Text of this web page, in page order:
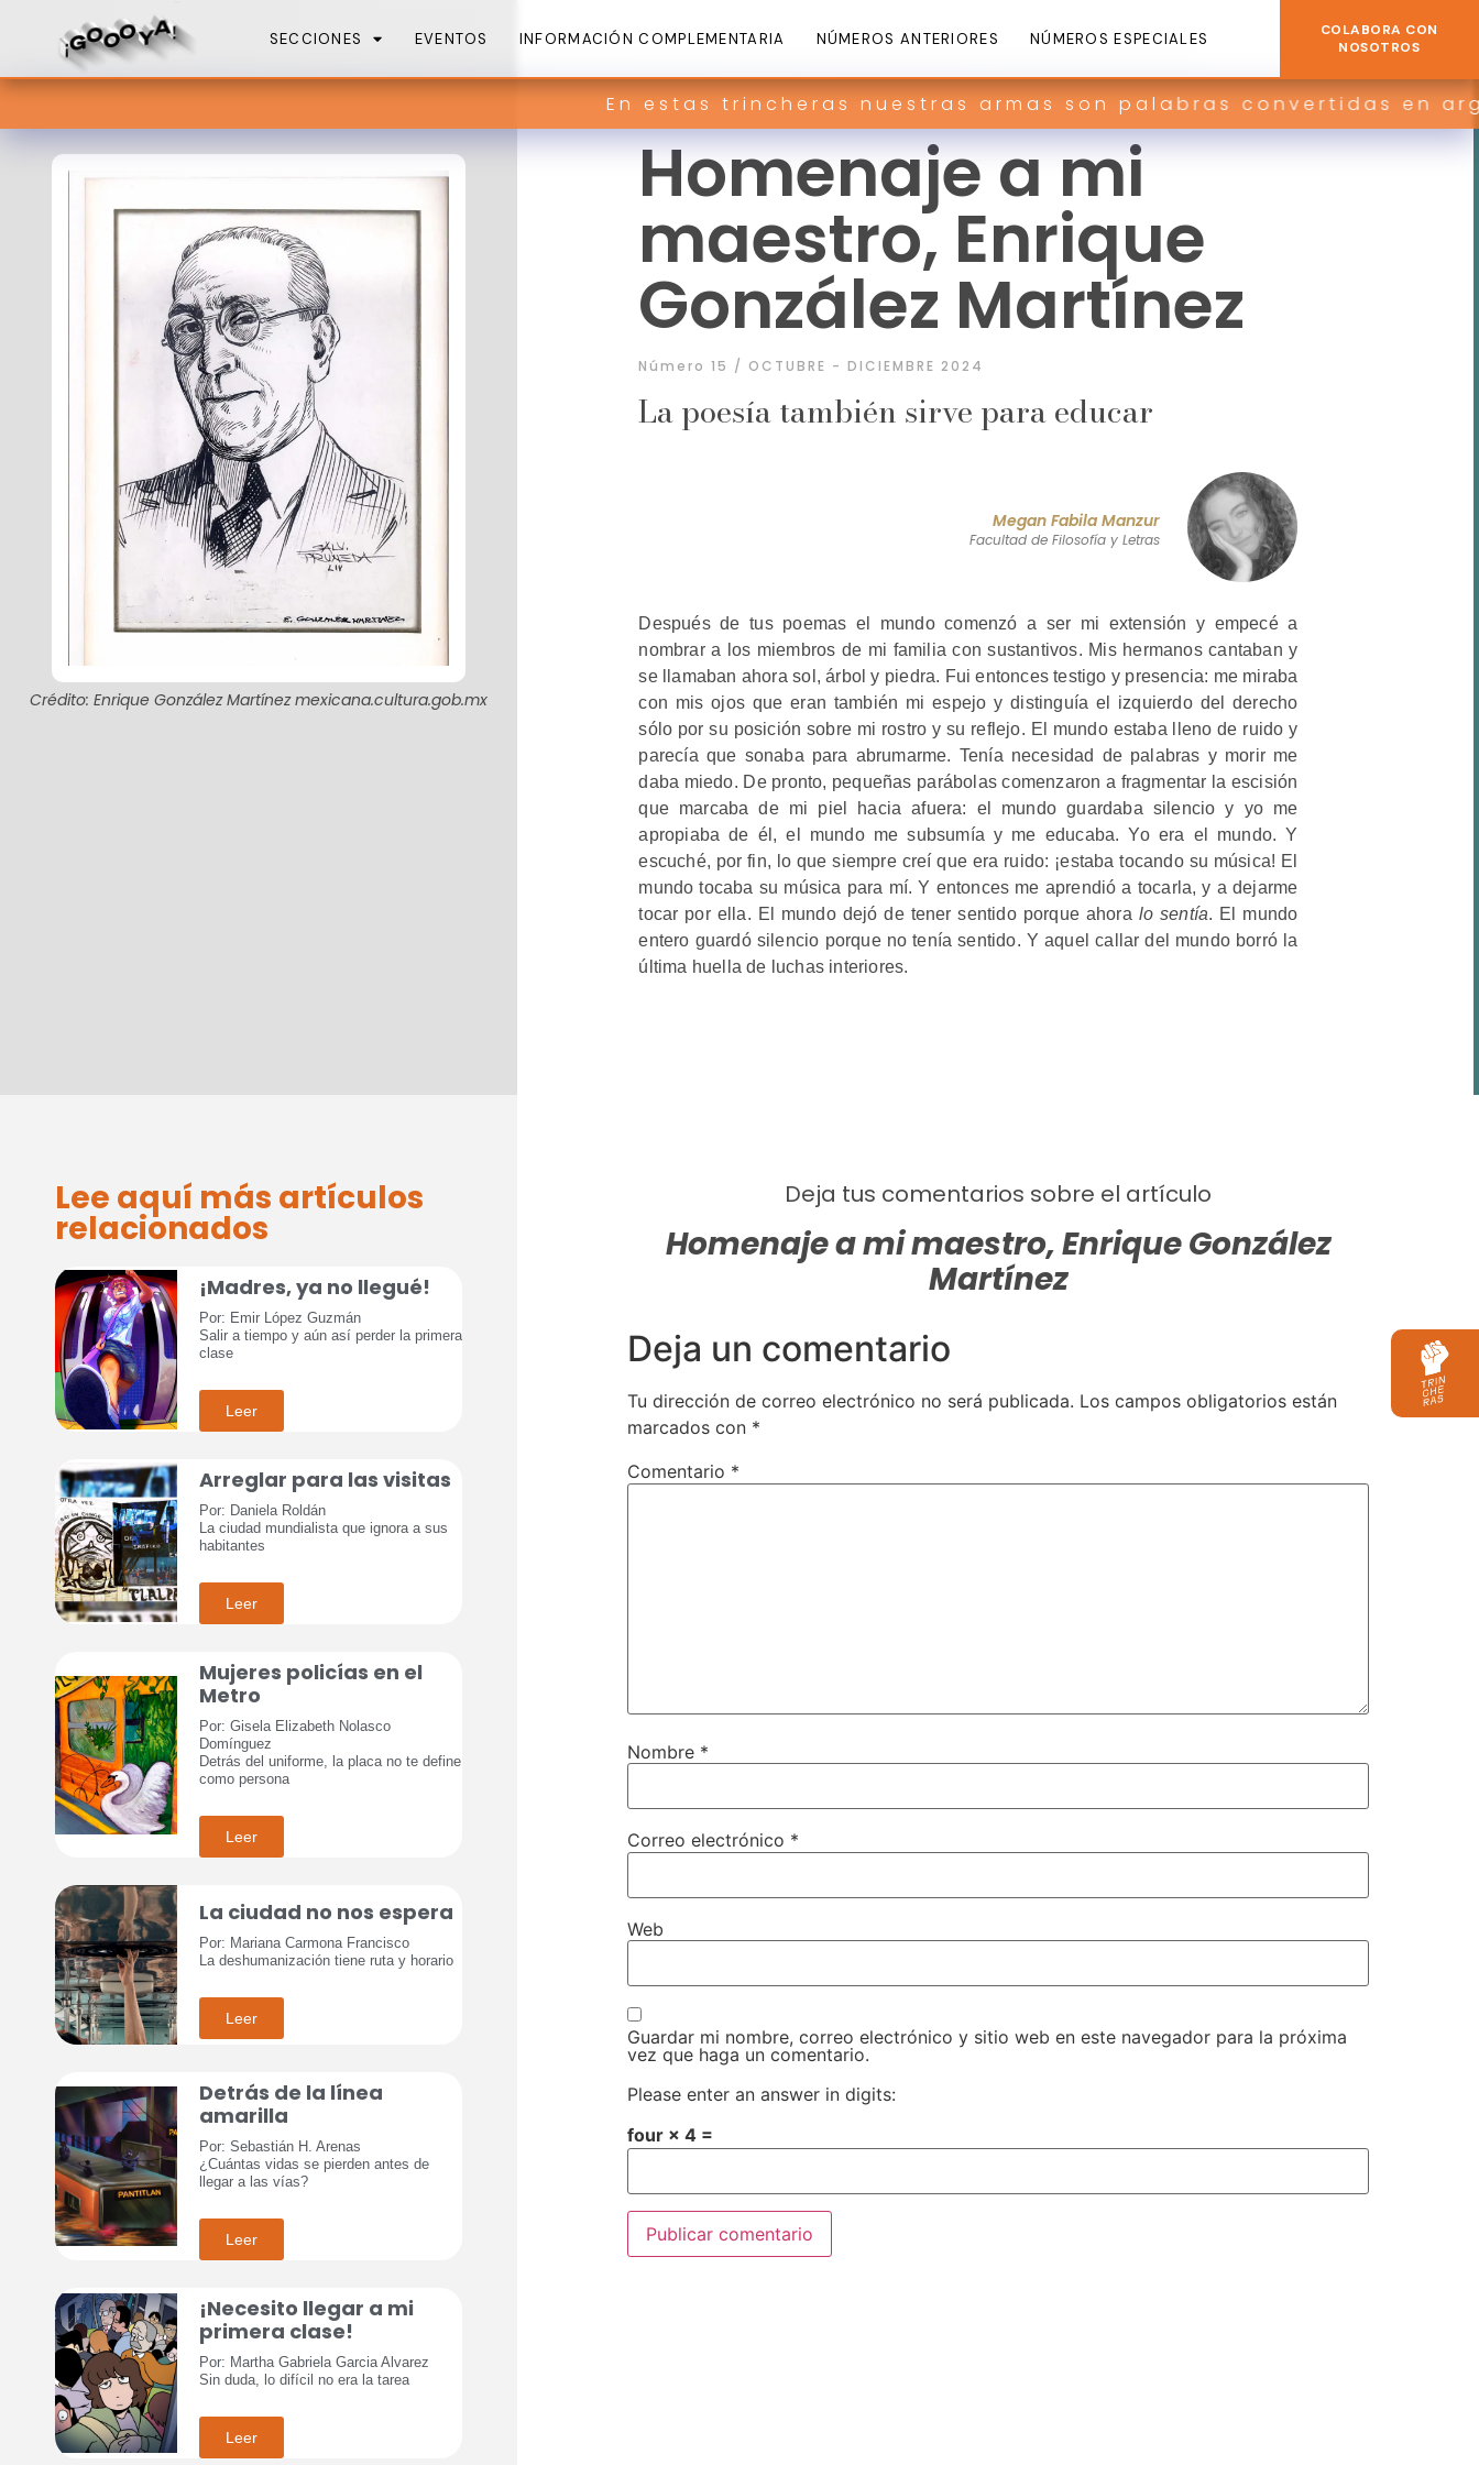
SECCIONES EVENTOS INFORMACIÓN COMPLEMENTARIA NÚMEROS ANTERIORES NÚMEROS ESPECIALES
COLABORA CON
NOSOTROS
En estas trincheras nuestras armas son palabras convertidas en
Crédito: Enrique González Martínez mexicana.cultura.gob.mx
Homenaje a mi
maestro, Enrique
González Martínez
Número 15 / OCTUBRE - DICIEMBRE 2024
La poesía también sirve para educar
Megan Fabila Manzur
Facultad de Filosofía y Letras
Después de tus poemas el mundo comenzó a ser mi extensión y empecé a
nombrar a los miembros de mi familia con sustantivos. Mis hermanos cantaban y
se llamaban ahora sol, árbol y piedra. Fui entonces testigo y presencia: me miraba
con mis ojos que eran también mi espejo y distinguía el izquierdo del derecho
sólo por su posición sobre mi rostro y su reflejo. El mundo estaba lleno de ruido y
parecía que sonaba para abrumarme. Tenía necesidad de palabras y morir me
daba miedo. De pronto, pequeñas parábolas comenzaron a fragmentar la escisión
que marcaba de mi piel hacia afuera: el mundo guardaba silencio y yo me
apropiaba de él, el mundo me subsumía y me educaba. Yo era el mundo. Y
escuché, por fin, lo que siempre creí que era ruido: ¡estaba tocando su música! El
mundo tocaba su música para mí. Y entonces me aprendió a tocarla, y a dejarme
tocar por ella. El mundo dejó de tener sentido porque ahora lo sentía. El mundo
entero guardó silencio porque no tenía sentido. Y aquel callar del mundo borró la
última huella de luchas interiores.
Lee aquí más artículos
relacionados
¡Madres, ya no llegué!
Por: Emir López Guzmán
Salir a tiempo y aún así perder la primera
clase
Leer
Arreglar para las visitas
Por: Daniela Roldán
La ciudad mundialista que ignora a sus
habitantes
Leer
Mujeres policías en el
Metro
Por: Gisela Elizabeth Nolasco
Domínguez
Detrás del uniforme, la placa no te define
como persona
Leer
La ciudad no nos espera
Por: Mariana Carmona Francisco
La deshumanización tiene ruta y horario
Leer
Detrás de la línea
amarilla
Por: Sebastián H. Arenas
¿Cuántas vidas se pierden antes de
llegar a las vías?
Leer
¡Necesito llegar a mi
primera clase!
Por: Martha Gabriela Garcia Alvarez
Sin duda, lo difícil no era la tarea
Leer
Deja tus comentarios sobre el artículo
Homenaje a mi maestro, Enrique González
Martínez
Deja un comentario
Tu dirección de correo electrónico no será publicada. Los campos obligatorios están
marcados con *
Comentario *
Nombre *
Correo electrónico *
Web
Guardar mi nombre, correo electrónico y sitio web en este navegador para la próxima
vez que haga un comentario.
Please enter an answer in digits:
four × 4 =